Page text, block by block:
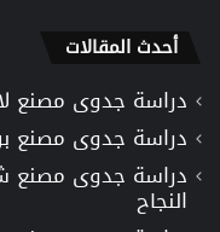
أحدث المقالات
دراسة جدوى مصنع
دراسة جدوى مصنع
دراسة جدوى مصنع
النجاح